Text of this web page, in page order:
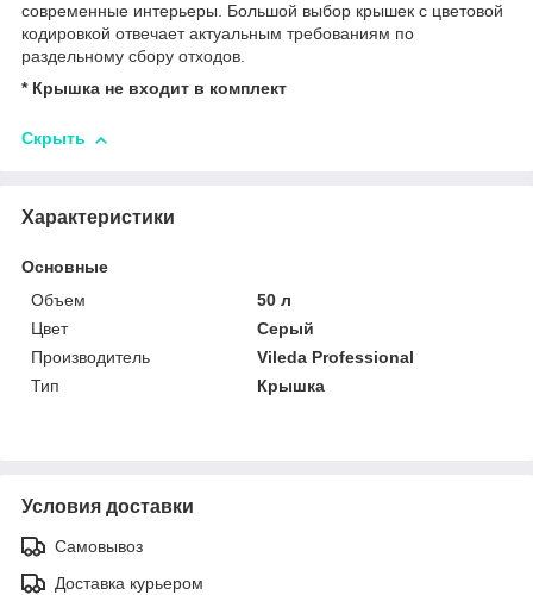
современные интерьеры. Большой выбор крышек с цветовой
кодировкой отвечает актуальным требованиям по
раздельному сбору отходов.
* Крышка не входит в комплект
Скрыть
Характеристики
Основные
Объем
50 л
Цвет
Серый
Производитель
Vileda Professional
Тип
Крышка
Условия доставки
Самовывоз
Доставка курьером